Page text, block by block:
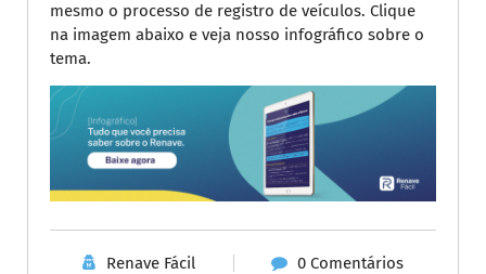
mesmo o processo de registro de veículos. Clique
na imagem abaixo e veja nosso infográfico sobre o
tema.
Renave Fácil 0 Comentários